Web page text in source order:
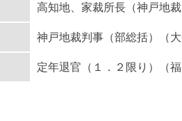
高知地、家裁所長（神戸地裁
神戸地裁判事（部総括）（大
定年退官（１．２限り）（福